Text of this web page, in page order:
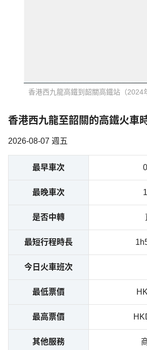
香港西九龍高鐵到韶關高鐵站（2024
香港西九龍至韶關的高鐵火車
2026-08-07 週五
最早車次
最晚車次
是否中轉
最短行程時長
今日火車班次
最低票價
最高票價
其他服務